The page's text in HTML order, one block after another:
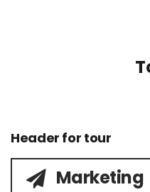
Header for tour
Marketing